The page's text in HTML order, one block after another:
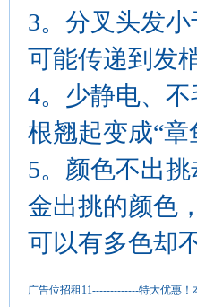
3。分叉头发
可能传递到发
4。少静电、
根翘起变成“
5。颜色不出
金出挑的颜色
可以有多色却
广告位招租11-------------特大优惠